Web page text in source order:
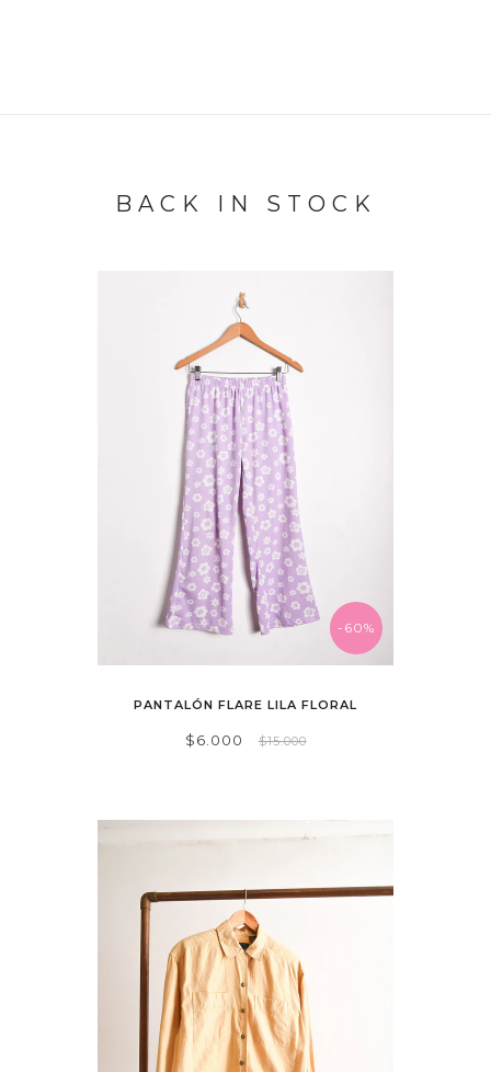
BACK IN STOCK
-60%
PANTALÓN FLARE LILA FLORAL
$6.000 $15.000